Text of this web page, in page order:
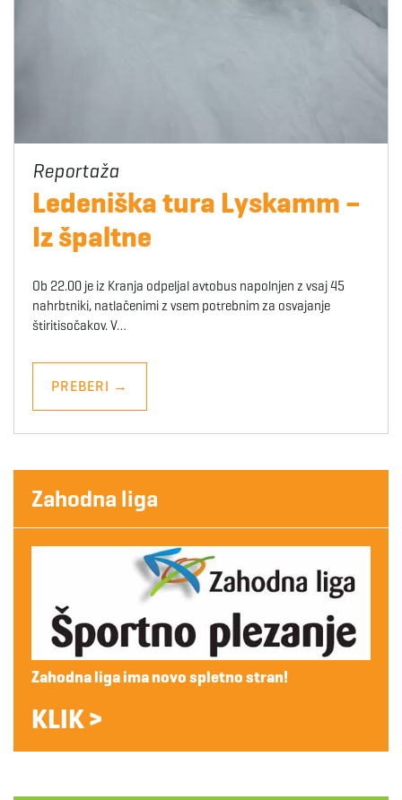
Ledeniška tura Lyskamm –
Iz špaltne
Ob 22.00 je iz Kranja odpeljal avtobus napolnjen z vsaj 45
nahrbtniki, natlačenimi z vsem potrebnim za osvajanje
štiritisočakov. V…
PREBERI →
Zahodna liga
Zahodna liga ima novo spletno stran!
KLIK >